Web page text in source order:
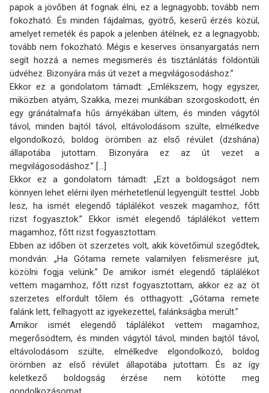
papok a jövőben át fognak élni, ez a legnagyobb; tovább nem
fokozható. És minden fájdalmas, gyötrő, keserű érzés közül,
amelyet remeték és papok a jelenben átélnek, ez a legnagyobb;
tovább nem fokozható. Mégis e keserves önsanyargatás nem
segít hozzá a nemes megismerés és tisztánlátás földöntúli
üdvéhez. Bizonyára más út vezet a megvilágosodáshoz.”
Ekkor ez a gondolatom támadt: „Emlékszem, hogy egyszer,
miközben atyám, Szakka, mezei munkában szorgoskodott, én
egy gránátalmafa hűs árnyékában ültem, és minden vágytól
távol, minden bajtól távol, eltávolodásom szülte, elmélkedve
elgondolkozó, boldog örömben az első révület (dzshána)
állapotába jutottam. Bizonyára ez az út vezet a
megvilágosodáshoz.” [...]
Ekkor ez a gondolatom támadt: „Ezt a boldogságot nem
könnyen lehet elérni ilyen mérhe­tetlenül legyengült testtel. Jobb
lesz, ha ismét elegendő táplálékot veszek magamhoz, főtt
rizst fogyasztok.” Ekkor ismét elegendő táplálékot vettem
magamhoz, főtt rizst fogyasztottam.
Ebben az időben öt szerzetes volt, akik követőimül szegődtek,
mondván: „Ha Gótama remete valamilyen felismerésre jut,
közölni fogja velünk.” De amikor ismét elegendő táplálékot
vettem magamhoz, főtt rizst fogyasztottam, akkor ez az öt
szerzetes elfordult tőlem és otthagyott: „Gótama remete
falánk lett, felhagyott az igyekezettel, falánkságba merült.”
Amikor ismét elegendő táplálékot vettem magamhoz,
megerősödtem, és minden vágytól távol, minden bajtól távol,
eltávolodásom szülte, elmélkedve elgondolkozó, boldog
örömben az első révület állapotába jutottam. És az így
keletkező boldogság érzése nem kötötte meg